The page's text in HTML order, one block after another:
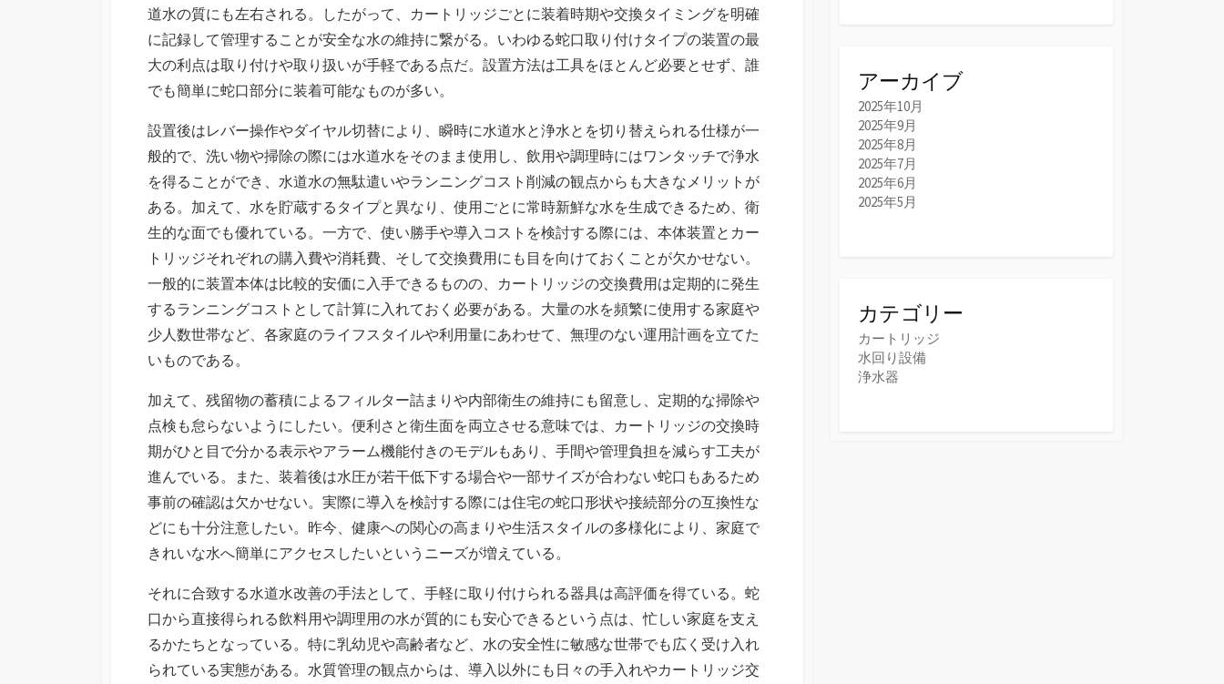
道水の質にも左右される。したがって、カートリッジごとに装着時期や交換タイミングを明確
に記録して管理することが安全な水の維持に繋がる。いわゆる蛇口取り付けタイプの装置の最
大の利点は取り付けや取り扱いが手軽である点だ。設置方法は工具をほとんど必要とせず、誰
でも簡単に蛇口部分に装着可能なものが多い。
設置後はレバー操作やダイヤル切替により、瞬時に水道水と浄水とを切り替えられる仕様が一
般的で、洗い物や掃除の際には水道水をそのまま使用し、飲用や調理時にはワンタッチで浄水
を得ることができ、水道水の無駄遣いやランニングコスト削減の観点からも大きなメリットが
ある。加えて、水を貯蔵するタイプと異なり、使用ごとに常時新鮮な水を生成できるため、衛
生的な面でも優れている。一方で、使い勝手や導入コストを検討する際には、本体装置とカー
トリッジそれぞれの購入費や消耗費、そして交換費用にも目を向けておくことが欠かせない。
一般的に装置本体は比較的安価に入手できるものの、カートリッジの交換費用は定期的に発生
するランニングコストとして計算に入れておく必要がある。大量の水を頻繁に使用する家庭や
少人数世帯など、各家庭のライフスタイルや利用量にあわせて、無理のない運用計画を立てた
いものである。
加えて、残留物の蓄積によるフィルター詰まりや内部衛生の維持にも留意し、定期的な掃除や
点検も怠らないようにしたい。便利さと衛生面を両立させる意味では、カートリッジの交換時
期がひと目で分かる表示やアラーム機能付きのモデルもあり、手間や管理負担を減らす工夫が
進んでいる。また、装着後は水圧が若干低下する場合や一部サイズが合わない蛇口もあるため
事前の確認は欠かせない。実際に導入を検討する際には住宅の蛇口形状や接続部分の互換性な
どにも十分注意したい。昨今、健康への関心の高まりや生活スタイルの多様化により、家庭で
きれいな水へ簡単にアクセスしたいというニーズが増えている。
それに合致する水道水改善の手法として、手軽に取り付けられる器具は高評価を得ている。蛇
口から直接得られる飲料用や調理用の水が質的にも安心できるという点は、忙しい家庭を支え
るかたちとなっている。特に乳幼児や高齢者など、水の安全性に敏感な世帯でも広く受け入れ
られている実態がある。水質管理の観点からは、導入以外にも日々の手入れやカートリッジ交
アーカイブ
2025年10月
2025年9月
2025年8月
2025年7月
2025年6月
2025年5月
カテゴリー
カートリッジ
水回り設備
浄水器